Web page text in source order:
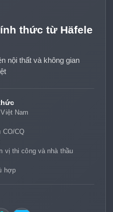
thức từ Häfele
nội thất và không gian
Nam
CO/CQ
vị thi công và nhà thầu
hợp